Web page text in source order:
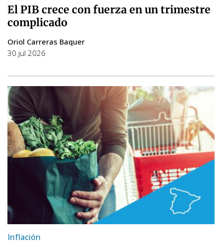
El PIB crece con fuerza en un trimestre
complicado
Oriol Carreras Baquer
30 jul 2026
Inflación